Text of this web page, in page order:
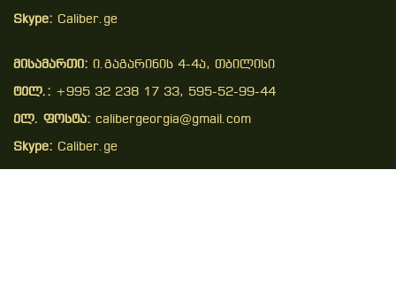
Skype: Caliber.ge
მისამართი: ი.გაგარინის 4-4ა, თბილისი
ტელ.: +995 32 238 17 33, 595-52-99-44
ელ. ფოსტა: calibergeorgia@gmail.com
Skype: Caliber.ge